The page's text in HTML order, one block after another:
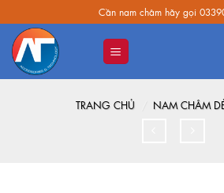
to
content
Cần nam châm hãy gọi
TRANG CHỦ NAM CHÂM